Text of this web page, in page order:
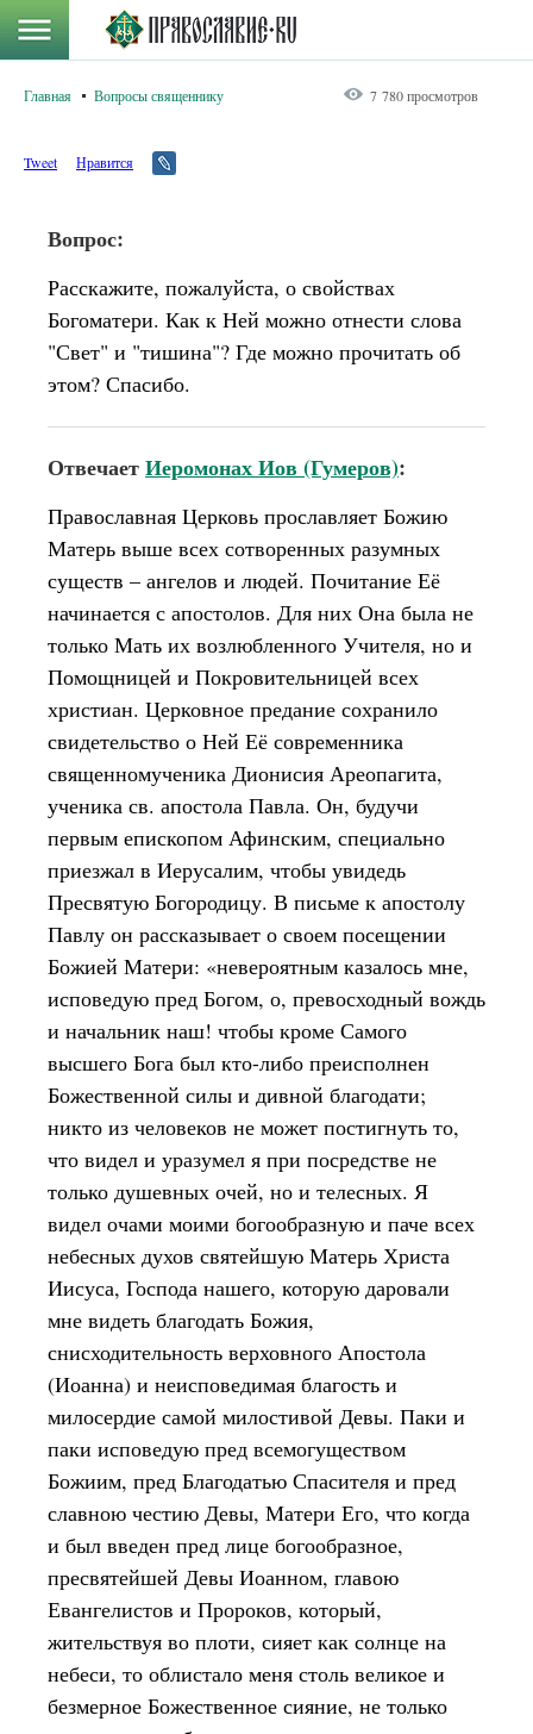
Главная Вопросы священнику 7 780 просмотров
Tweet Нравится
Вопрос:
Расскажите, пожалуйста, о свойствах
Богоматери. Как к Ней можно отнести слова
"Свет" и "тишина"? Где можно прочитать об
этом? Спасибо.
ОтвечаетИеромонах Иов (Гумеров):
Православная Церковь прославляет Божию
Матерь выше всех сотворенных разумных
существ – ангелов и людей. Почитание Её
начинается с апостолов. Для них Она была не
только Мать их возлюбленного Учителя, но и
Помощницей и Покровительницей всех
христиан. Церковное предание сохранило
свидетельство о Ней Её современника
священномученика Дионисия Ареопагита,
ученика св. апостола Павла. Он, будучи
первым епископом Афинским, специально
приезжал в Иерусалим, чтобы увидедь
Пресвятую Богородицу. В письме к апостолу
Павлу он рассказывает о своем посещении
Божией Матери: «невероятным казалось мне,
исповедую пред Богом, о, превосходный вождь
и начальник наш! чтобы кроме Самого
высшего Бога был кто-либо преисполнен
Божественной силы и дивной благодати;
никто из человеков не может постигнуть то,
что видел и уразумел я при посредстве не
только душевных очей, но и телесных. Я
видел очами моими богообразную и паче всех
небесных духов святейшую Матерь Христа
Иисуса, Господа нашего, которую даровали
мне видеть благодать Божия,
снисходительность верховного Апостола
(Иоанна) и неисповедимая благость и
милосердие самой милостивой Девы. Паки и
паки исповедую пред всемогуществом
Божиим, пред Благодатью Спасителя и пред
славною честию Девы, Матери Его, что когда
и был введен пред лице богообразное,
пресвятейшей Девы Иоанном, главою
Евангелистов и Пророков, который,
жительствуя во плоти, сияет как солнце на
небеси, то облистало меня столь великое и
безмерное Божественное сияние, не только